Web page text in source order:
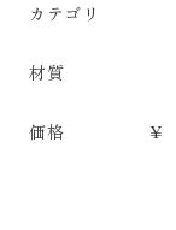
カテゴリ
材質
価格 ¥